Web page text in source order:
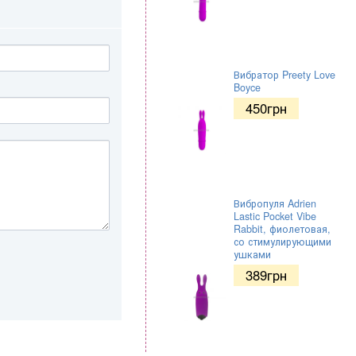
Вибратор Preety Love
Boyce
450грн
Вибропуля Adrien
Lastic Pocket Vibe
Rabbit, фиолетовая,
со стимулирующими
ушками
389грн